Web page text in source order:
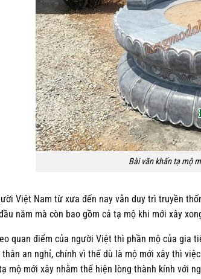
Bài văn khấn tạ mộ
Việt Nam từ xưa đến nay vẫn duy trì truyền
năm mà còn bao gồm cả tạ mộ khi mới xây
quan điểm của người Việt thì phần mộ của gia
thân an nghỉ, chính vì thế dù là mộ mới xây thì
mộ mới xây nhằm thể hiện lòng thành kính với